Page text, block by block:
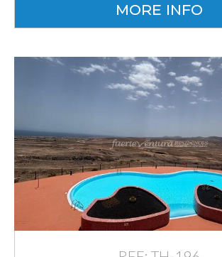
MORE INFO